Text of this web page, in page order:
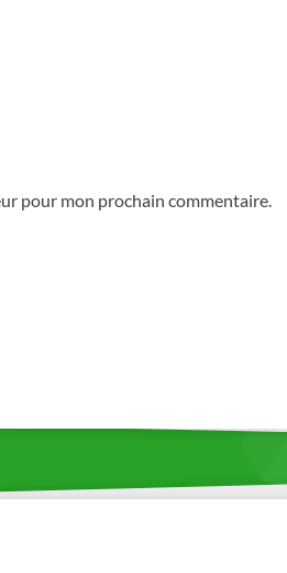
pour mon prochain commentaire.